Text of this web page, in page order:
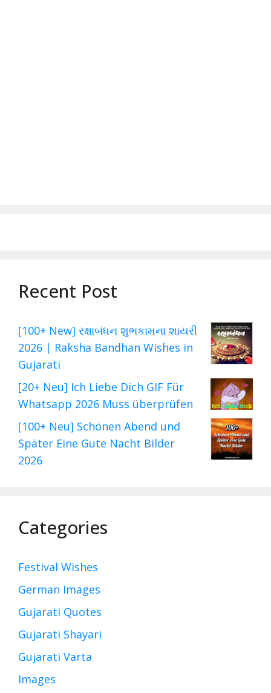
Recent Post
[100+ New] રક્ષાબંધન શુભકામના શાયરી
2026 | Raksha Bandhan Wishes in
Gujarati
[20+ Neu] Ich Liebe Dich GIF Für
Whatsapp 2026 Muss überprüfen
[100+ Neu] Schönen Abend und
Später Eine Gute Nacht Bilder
2026
Categories
Festival Wishes
German Images
Gujarati Quotes
Gujarati Shayari
Gujarati Varta
Images